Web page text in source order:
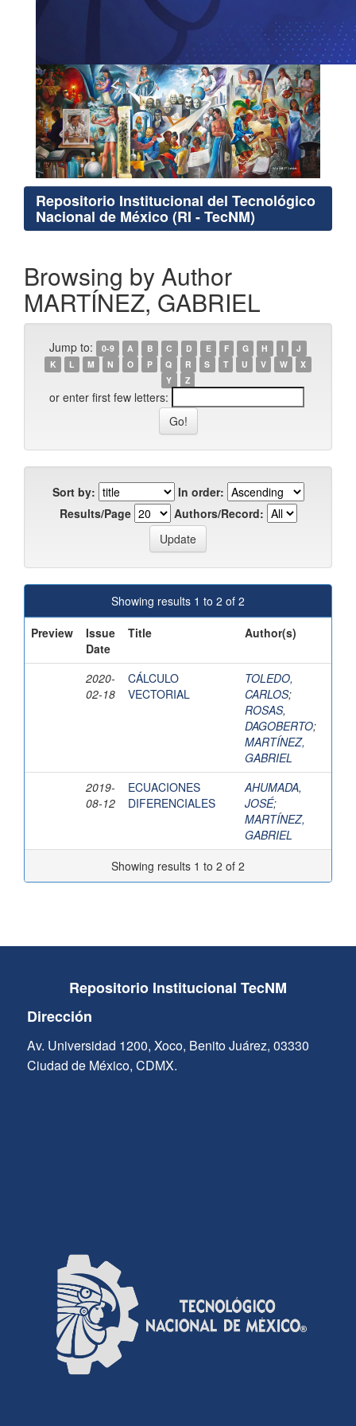
Repositorio Institucional del Tecnológico
Nacional de México (RI - TecNM)
Browsing by Author
MARTÍNEZ, GABRIEL
Jump to: 0-9 A B C D E F G H I
J
K
L M N O P Q R S T U V W
X
Y
Z
or enter first few letters:
Sort by:
In order:
Results/Page
Authors/Record:
Showing results 1 to 2 of 2
Preview
Issue
Date
Title Author(s)
2020-
02-18
CÁLCULO
VECTORIAL
TOLEDO,
CARLOS;
ROSAS,
DAGOBERTO;
MARTÍNEZ,
GABRIEL
2019-
08-12
ECUACIONES
DIFERENCIALES
AHUMADA,
JOSÉ;
MARTÍNEZ,
GABRIEL
Showing results 1 to 2 of 2
Repositorio Institucional TecNM
Dirección
Av. Universidad 1200, Xoco, Benito Juárez, 03330
Ciudad de México, CDMX.